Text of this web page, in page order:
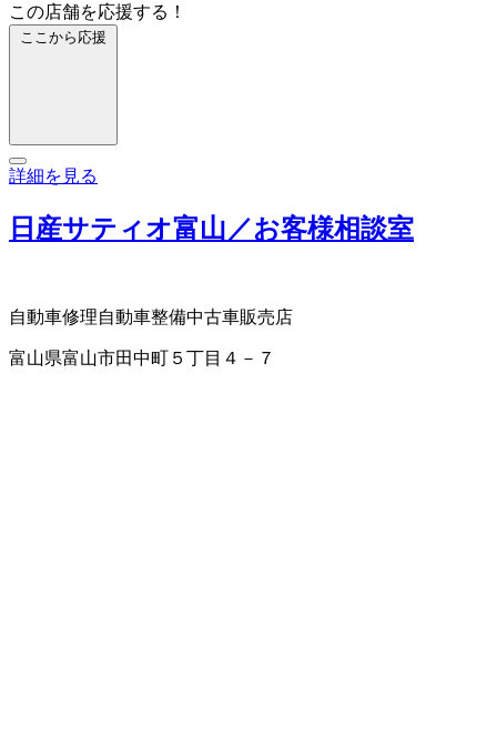
この店舗を応援する！
ここから応援
詳細を見る
日産サティオ富山／お客様相談室
自動車修理自動車整備中古車販売店
富山県富山市田中町５丁目４－７